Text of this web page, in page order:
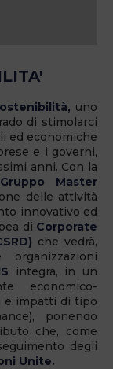
uno
di stimolarci
ed economiche
e i governi,
anni. Con la
Gruppo Master
delle attività
innovativo ed
di Corporate
che vedrà,
integra, in un
economico-
e impatti di tipo
ponendo
che, come
degli
Unite.